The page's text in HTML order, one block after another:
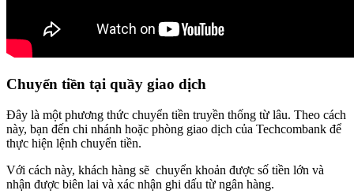
Chuyển tiền tại quầy giao dịch
Đây là một phương thức chuyển tiền truyền thống từ lâu. Theo cách
này, bạn đến chi nhánh hoặc phòng giao dịch của Techcombank để
thực hiện lệnh chuyển tiền.
Với cách này, khách hàng sẽ chuyển khoản được số tiền lớn và
nhận được biên lai và xác nhận ghi dấu từ ngân hàng.